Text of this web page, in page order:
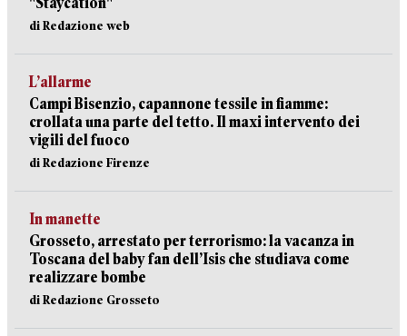
di Redazione web
L’allarme
Campi Bisenzio, capannone tessile in fiamme:
crollata una parte del tetto. Il maxi intervento dei
vigili del fuoco
di Redazione Firenze
In manette
Grosseto, arrestato per terrorismo: la vacanza in
Toscana del baby fan dell’Isis che studiava come
realizzare bombe
di Redazione Grosseto